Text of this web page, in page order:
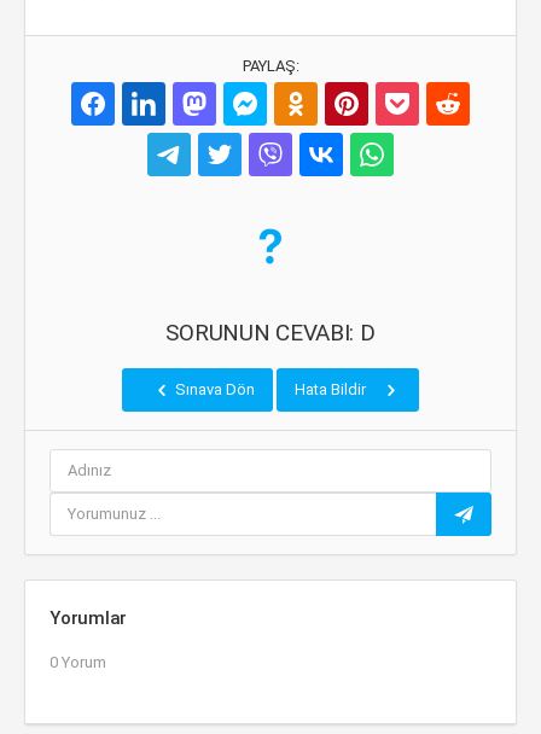
PAYLAŞ:
SORUNUN CEVABI: D
Sınava Dön Hata Bildir
Yorumlar
0 Yorum